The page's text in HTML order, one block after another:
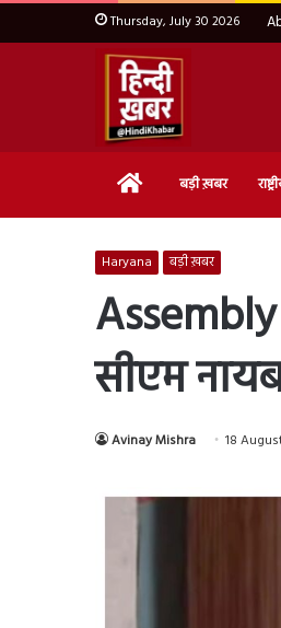
Thursday, July 30 2026
Home बड़ी ख़बर
Haryana बड़ी ख़बर
सीएम
Avinay Mishra 18